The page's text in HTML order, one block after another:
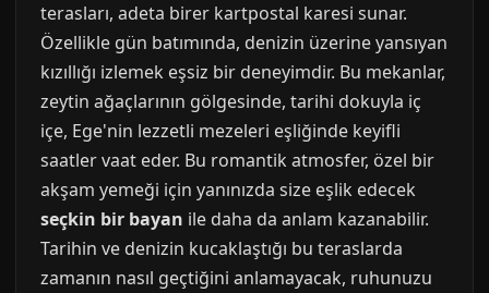
terasları, adeta birer kartpostal karesi sunar.
Özellikle gün batımında, denizin üzerine yansıyan
kızıllığı izlemek eşsiz bir deneyimdir. Bu mekanlar,
zeytin ağaçlarının gölgesinde, tarihi dokuyla iç
içe, Ege'nin lezzetli mezeleri eşliğinde keyifli
saatler vaat eder. Bu romantik atmosfer, özel bir
akşam yemeği için yanınızda size eşlik edecek
seçkin bir bayan ile daha da anlam kazanabilir.
Tarihin ve denizin kucaklaştığı bu teraslarda
zamanın nasıl geçtiğini anlamayacak, ruhunuzu